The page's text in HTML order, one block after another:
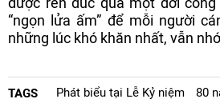
“ngọn lửa ấm” để mỗi người
những lúc khó khăn nhất, vẫn
TAGS Phát biểu tại Lễ Kỷ niệm
80